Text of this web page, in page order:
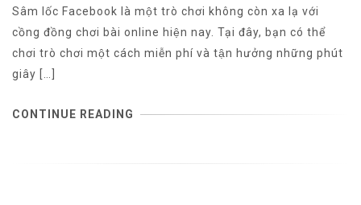
Sâm lốc Facebook là một trò chơi không còn xa lạ với
cồng đồng chơi bài online hiện nay. Tại đây, bạn có thể
chơi trò chơi một cách miễn phí và tận hưởng những phút
giây […]
CONTINUE READING